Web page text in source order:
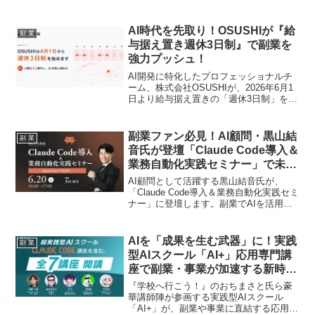
配する画期的なサービスを開始。資金繰
りの悩みから解放され、あなたのビジネ
スが飛躍する可能性を秘めたこの新サー
ビスについて、詳しくご紹介します。
副 業
AI時代を先取り！OSUSHIが『給
与据え置き週休3日制』で副業を
強力プッシュ！
AI開発に特化したプロフェッショナルチ
ーム、株式会社OSUSHIが、2026年6月1
日より給与据え置きの「週休3日制」をト
産性を再設計。さらに、外部の知見を社
内に還元する「副業推奨制度」も本格運
用を開始し、副業ファンにとって見逃せ
ないチャンスが到来します。
副 業
副業ファン必見！AI顧問・黒山結
音氏が登壇「Claude Code導入＆
業務自動化実践セミナー」で未来
の働き方を掴む！
AI顧問として活躍する黒山結音氏が、
「Claude Code導入＆業務自動化実践セミ
ナー」に登壇します。副業でAIを活用し
らOpenClawによる自動化デモまで、1日
で実践的なスキルを習得できる絶好のチ
ャンスです。
副 業
AIを「成果を生む武器」に！実践
型AIスクール「AI+」応用専門講
座で副業・事業が加速する新時代
へ
『学校へ行こう！』のおちまさと氏ら豪
華講師陣が参画する実践型AIスクール
「AI+」が、副業や事業に直結する応用専